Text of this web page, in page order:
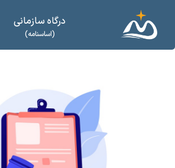
درگاه سازمانی
(اساسنامه)